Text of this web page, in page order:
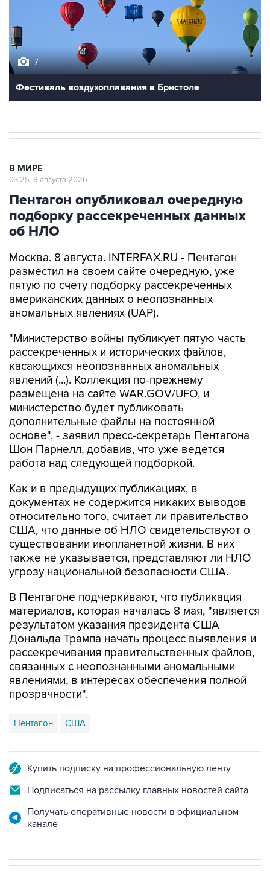
7
Фестиваль воздухоплавания в Бристоле
В МИРЕ
03:25, 8 августа 2026
Пентагон опубликовал очередную
подборку рассекреченных данных
об НЛО
Москва. 8 августа. INTERFAX.RU - Пентагон
разместил на своем сайте очередную, уже
пятую по счету подборку рассекреченных
американских данных о неопознанных
аномальных явлениях (UAP).
"Министерство войны публикует пятую часть
рассекреченных и исторических файлов,
касающихся неопознанных аномальных
явлений (...). Коллекция по-прежнему
размещена на сайте WAR.GOV/UFO, и
министерство будет публиковать
дополнительные файлы на постоянной
основе", - заявил пресс-секретарь Пентагона
Шон Парнелл, добавив, что уже ведется
работа над следующей подборкой.
Как и в предыдущих публикациях, в
документах не содержится никаких выводов
относительно того, считает ли правительство
США, что данные об НЛО свидетельствуют о
существовании инопланетной жизни. В них
также не указывается, представляют ли НЛО
угрозу национальной безопасности США.
В Пентагоне подчеркивают, что публикация
материалов, которая началась 8 мая, "является
результатом указания президента США
Дональда Трампа начать процесс выявления и
рассекречивания правительственных файлов,
связанных с неопознанными аномальными
явлениями, в интересах обеспечения полной
прозрачности".
Пентагон США
Купить подписку на профессиональную ленту
Подписаться на рассылку главных новостей сайта
Получать оперативные новости в официальном
канале